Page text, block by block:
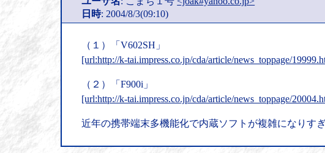
日時: 2004/8/3(09:10)
（１）「V602SH」
[url:http://k-tai.impress.co.jp/cda/article/news_toppage/
（２）「F900i」
[url:http://k-tai.impress.co.jp/cda/article/news_toppage/
近年の携帯端末多機能化で内蔵ソフトが複雑になりす